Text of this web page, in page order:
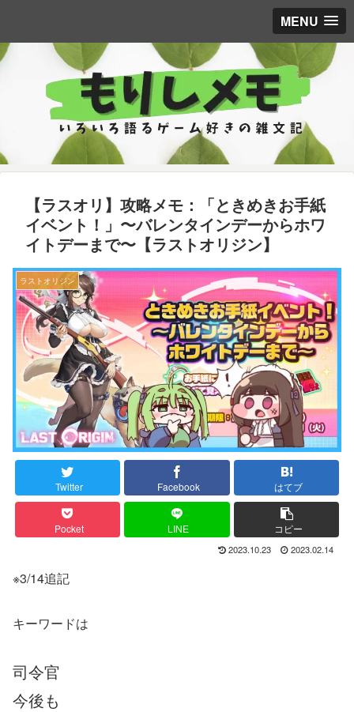
MENU
【ラスオリ】攻略メモ：「ときめきお手紙
イベント！」〜バレンタインデーからホワ
イトデーまで〜【ラストオリジン】
ラストオリジン
Twitter Facebook はてブ
Pocket LINE コピー
2023.10.23 2023.02.14
※3/14追記
キーワードは
司令官
今後も